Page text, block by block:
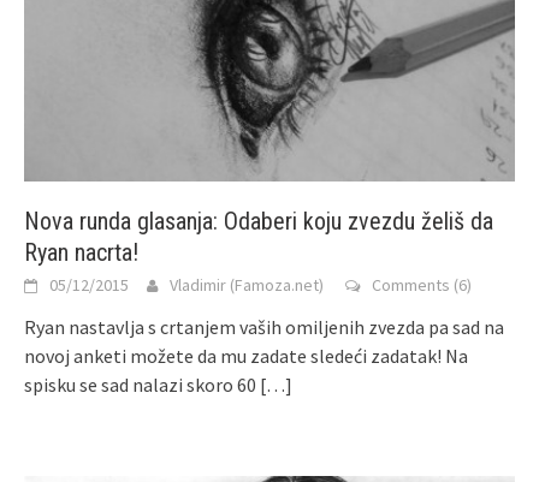
Nova runda glasanja: Odaberi koju zvezdu želiš da
Ryan nacrta!
05/12/2015 Vladimir (Famoza.net) Comments (6)
Ryan nastavlja s crtanjem vaših omiljenih zvezda pa sad na
novoj anketi možete da mu zadate sledeći zadatak! Na
spisku se sad nalazi skoro 60 […]